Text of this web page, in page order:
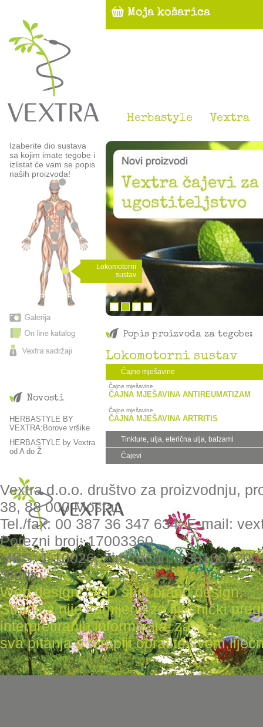
Herbastyle Vextra
Izaberite dio sustava
sa kojim imate tegobe i
izlistat će vam se popis
naših proizvoda!
Lokomotorni
sustav
Novosti
HERBASTYLE BY
VEXTRA:Borove vršike
HERBASTYLE by Vextra
od A do Ž
Popis proizvoda za tegobe:
Lokomotorni sustav
Čajne mješavine
Čajne mješavine
ČAJNA MJEŠAVINA ANTIREUMATIZAM
Čajne mješavine
ČAJNA MJEŠAVINA ARTRITIS
Tinkture, ulja, eterična ulja, balzami
Čajevi
Vextra d.o.o. društvo za proizvodnju,
38, 88 000 Mostar,
Tel./fax: 00 387 36 347 634, E-mail:
Porezni broj: 17003360
MBS: 1-10026, Žiro račun:
Studio
Web design: SBD shift brand design,
Stranica nije zamijena za liječnički
interpretiranih informacija, za
sva pitanja o terapiji obratite svom